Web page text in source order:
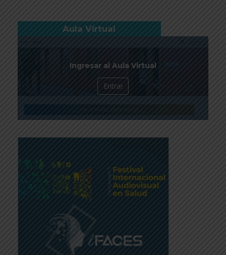
Aula Virtual
Ingresar al Aula Virtual
Entrar